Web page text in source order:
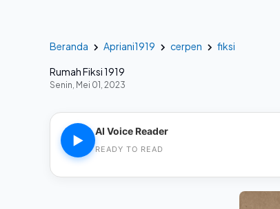
Beranda Apriani1919 cerpen fiksi
Rumah Fiksi 1919
Senin, Mei 01, 2023
▶
AI Voice Reader
READY TO READ